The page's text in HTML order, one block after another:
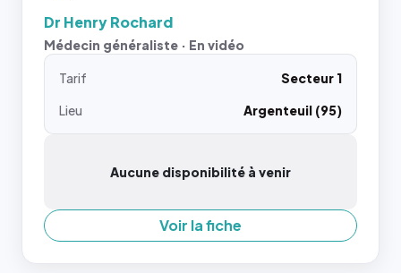
Dr Henry Rochard
Médecin généraliste · En vidéo
Tarif
Secteur 1
Lieu
Argenteuil (95)
Aucune disponibilité à venir
Voir la fiche